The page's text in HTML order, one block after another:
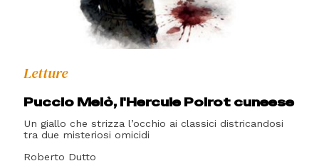
Letture
Puccio Melò, l'Hercule Poirot cuneese
Un giallo che strizza l’occhio ai classici districandosi
tra due misteriosi omicidi
Roberto Dutto